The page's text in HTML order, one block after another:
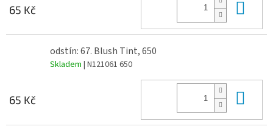
65 Kč
odstín: 67. Blush Tint, 650
Skladem | N121061 650
65 Kč